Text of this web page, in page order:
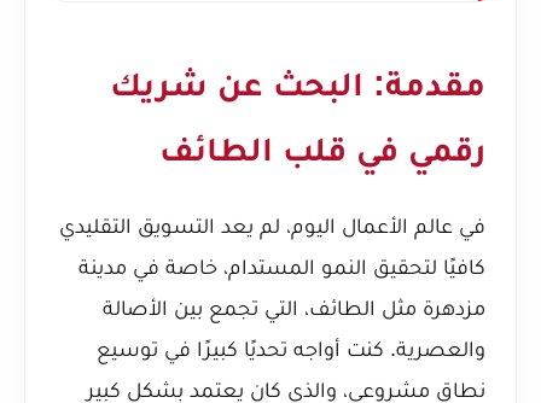
مقدمة: البحث عن شريك
رقمي في قلب الطائف
في عالم الأعمال اليوم، لم يعد التسويق التقليدي
كافيًا لتحقيق النمو المستدام، خاصة في مدينة
مزدهرة مثل الطائف، التي تجمع بين الأصالة
والعصرية. كنت أواجه تحديًا كبيرًا في توسيع
نطاق مشروعي، والذي كان يعتمد بشكل كبير